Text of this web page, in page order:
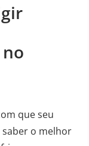
que seu
saber o melhor